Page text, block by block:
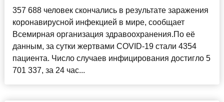
357 688 человек скончались в результате заражения
коронавирусной инфекцией в мире, сообщает
Всемирная организация здравоохранения.По её
данным, за сутки жертвами COVID-19 стали 4354
пациента. Число случаев инфицирования достигло 5
701 337, за 24 час...